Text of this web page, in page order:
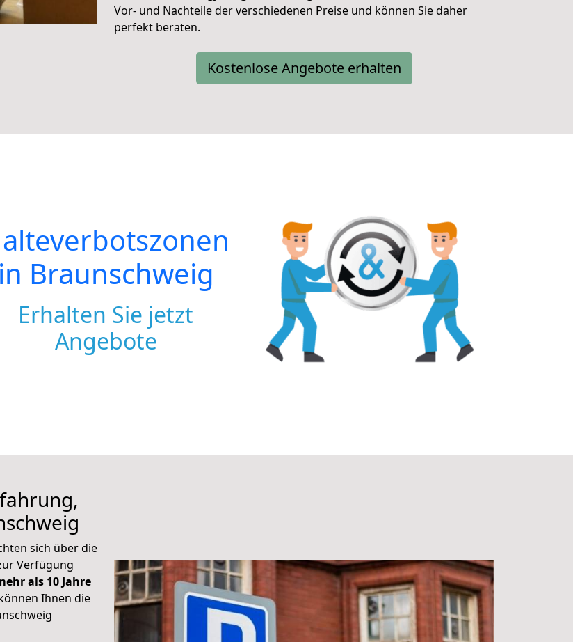
Vor- und Nachteile der verschiedenen Preise und können Sie daher
perfekt beraten.
Kostenlose Angebote erhalten
in Braunschweig
Erhalten Sie jetzt
Angebote
sich über die
Verfügung
als 10 Jahre
Ihnen die